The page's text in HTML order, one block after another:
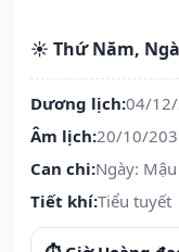
☀️ Thứ Năm,
Dương lịch:04/12/
Âm lịch:20/10/
Can chi:Ngày:
Tiết khí:Tiểu tuyết